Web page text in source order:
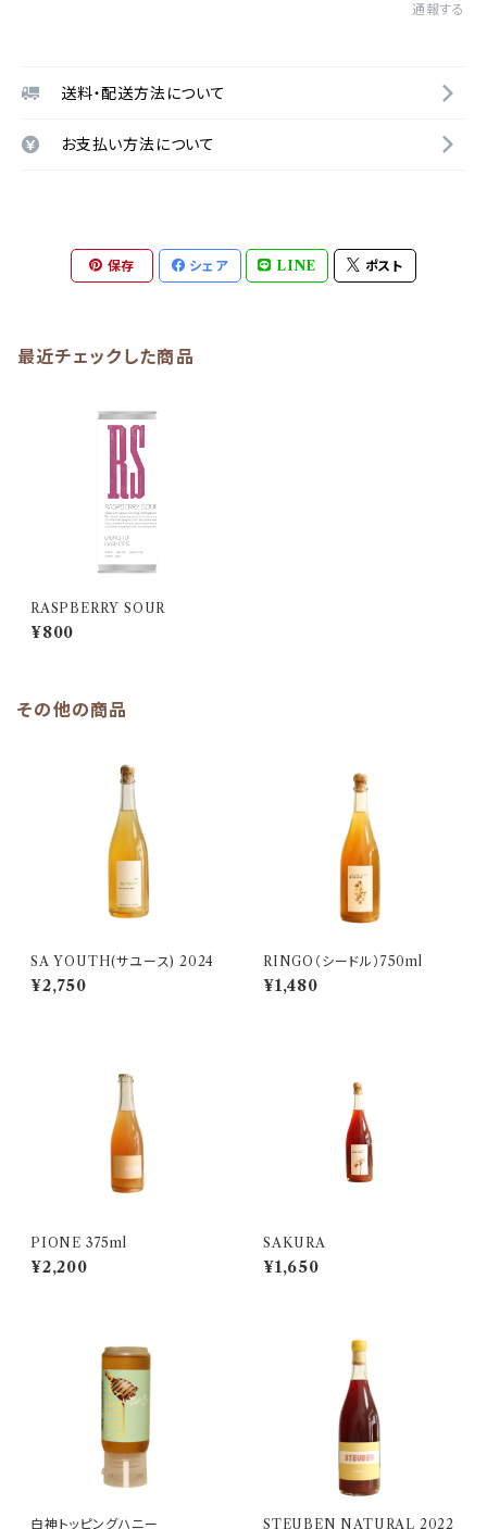
通報する
送料・配送方法について
お支払い方法について
保存 シェア LINE ポスト
最近チェックした商品
RASPBERRY SOUR
¥800
その他の商品
SA YOUTH(サユース) 2024
¥2,750
RINGO（シードル）750ml
¥1,480
PIONE 375ml
¥2,200
SAKURA
¥1,650
白神トッピングハニー STEUBEN NATURAL 2022